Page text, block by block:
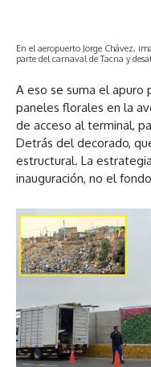
En el aeropuerto Jorge Chávez,
parte del carnaval de Tacna y
A eso se suma el
paneles florales en la
de acceso al terminal,
Detrás del decorado,
estructural. La
inauguración, no el